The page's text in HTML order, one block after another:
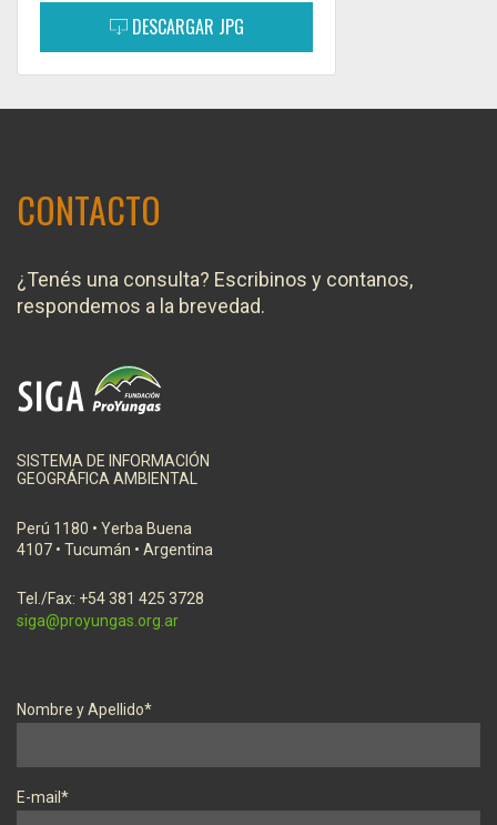
DESCARGAR JPG
CONTACTO
¿Tenés una consulta? Escribinos y contanos,
respondemos a la brevedad.
SISTEMA DE INFORMACIÓN
GEOGRÁFICA AMBIENTAL
Perú 1180 • Yerba Buena
4107 • Tucumán • Argentina
Tel./Fax: +54 381 425 3728
siga@proyungas.org.ar
Nombre y Apellido*
E-mail*